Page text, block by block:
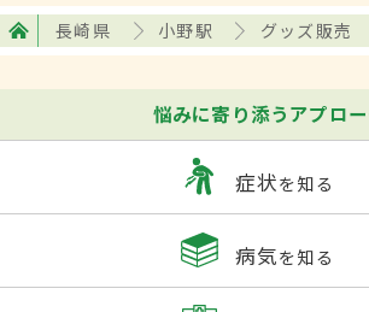
長崎県 小野駅 グッズ販売
悩みに寄り添うアプロ
症状を知る
病気を知る